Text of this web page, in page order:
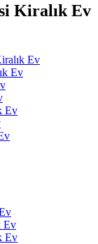
Kiralık Ev
Ev
Ev
Ev
Ev
Ev